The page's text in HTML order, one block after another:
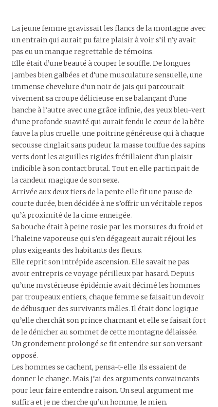
La jeune femme gravissait les flancs de la montagne avec
un entrain qui aurait pu faire plaisir à voir s’il n’y avait
pas eu un manque regrettable de témoins.
Elle était d’une beauté à couper le souffle. De longues
jambes bien galbées et d’une musculature sensuelle, une
immense chevelure d’un noir de jais qui parcourait
vivement sa croupe délicieuse en se balançant d’une
hanche à l’autre avec une grâce infinie, des yeux bleu-vert
d’une profonde suavité qui aurait fendu le cœur de la bête
fauve la plus cruelle, une poitrine généreuse qui à chaque
secousse cinglait sans pudeur la masse touffue des sapins
verts dont les aiguilles rigides frétillaient d’un plaisir
indicible à son contact brutal. Tout en elle participait de
la candeur magique de son sexe.
Arrivée aux deux tiers de la pente elle fit une pause de
courte durée, bien décidée à ne s’offrir un véritable repos
qu’à proximité de la cime enneigée.
Sa bouche était à peine rosie par les morsures du froid et
l’haleine vaporeuse qui s’en dégageait aurait réjoui les
plus exigeants des habitants des fleurs.
Elle reprit son intrépide ascension. Elle savait ne pas
avoir entrepris ce voyage périlleux par hasard. Depuis
qu’une mystérieuse épidémie avait décimé les hommes
par troupeaux entiers, chaque femme se faisait un devoir
de débusquer des survivants mâles. Il était donc logique
qu’elle cherchât son prince charmant et elle se faisait fort
de le dénicher au sommet de cette montagne délaissée.
Un grondement prolongé se fit entendre sur son versant
opposé.
Les hommes se cachent, pensa-t-elle. Ils essaient de
donner le change. Mais j’ai des arguments convaincants
pour leur faire entendre raison. Un seul argument me
suffira et je ne cherche qu’un homme, le mien.